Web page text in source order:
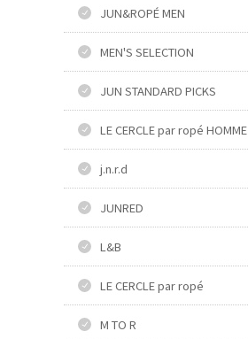
JUN&ROPÉ MEN
MEN'S SELECTION
JUN STANDARD PICKS
LE CERCLE par ropé HOMME
j.n.r.d
JUNRED
L&B
LE CERCLE par ropé
M TO R